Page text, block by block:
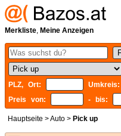
Merkliste, Meine Anzeigen
PLZ, Ort: Umkreis:
Preis von:
- bis:
Hauptseite >Auto > Pick up